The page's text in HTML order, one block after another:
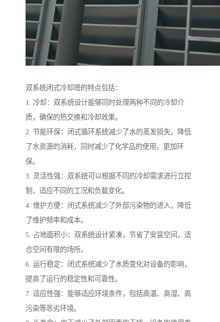
双系统闭式冷却塔的特点包括：
1. 冷却：双系统设计能够同时处理两种不同的冷却介
质，确保的热交换和冷却效果。
2. 节能环保：闭式循环系统减少了水的蒸发损失，降低
了水资源的消耗，同时减少了化学品的使用，更加环
保。
3. 灵活性强：双系统可以根据不同的冷却需求进行立控
制，适应不同的工况和负载变化。
4. 维护方便：闭式系统减少了外部污染物的进入，降低
了维护频率和成本。
5. 占地面积小：双系统设计紧凑，节省了安装空间，适
合空间有限的场所。
6. 运行稳定：闭式系统减少了水质变化对设备的影响，
提高了运行的稳定性和可靠性。
7. 适应性强：能够适应环境条件，包括高温、高湿、高
污染等恶劣环境。